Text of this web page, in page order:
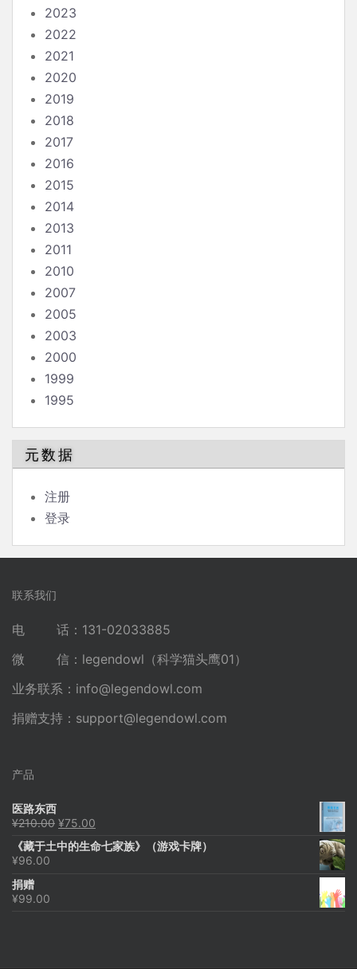
2023
2022
2021
2020
2019
2018
2017
2016
2015
2014
2013
2011
2010
2007
2005
2003
2000
1999
1995
元数据
注册
登录
联系我们
电 话：131-02033885
微 信：legendowl（科学猫头鹰01）
业务联系： info@legendowl.com
捐赠支持： support@legendowl.com
产品
医路东西
¥210.00 原
为：
¥75.00
价
《藏于土中的生命七家族》（游戏卡牌）
¥96.00
捐赠
¥99.00